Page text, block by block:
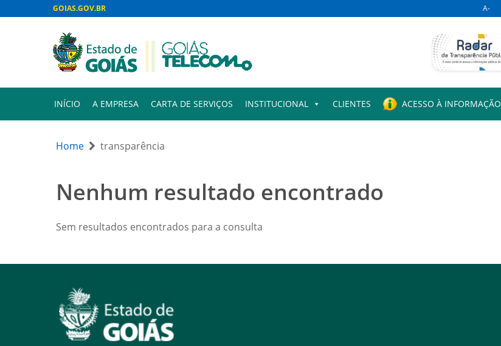
GOIAS.GOV.BR A-
INÍCIO A EMPRESA CARTA DE SERVIÇOS INSTITUCIONAL CLIENTES ACESSO À INFORMAÇÃO
Home transparência
Nenhum resultado encontrado
Sem resultados encontrados para a consulta